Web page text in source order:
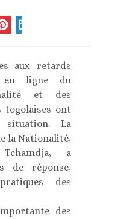
aux retards
en ligne du
et des
togolaises ont
La
la Nationalité,
a
de réponse,
des
des